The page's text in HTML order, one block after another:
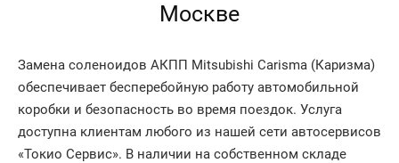
Москве
Замена соленоидов АКПП Mitsubishi Carisma (Каризма)
обеспечивает бесперебойную работу автомобильной
коробки и безопасность во время поездок. Услуга
доступна клиентам любого из нашей сети автосервисов
«Токио Сервис». В наличии на собственном складе